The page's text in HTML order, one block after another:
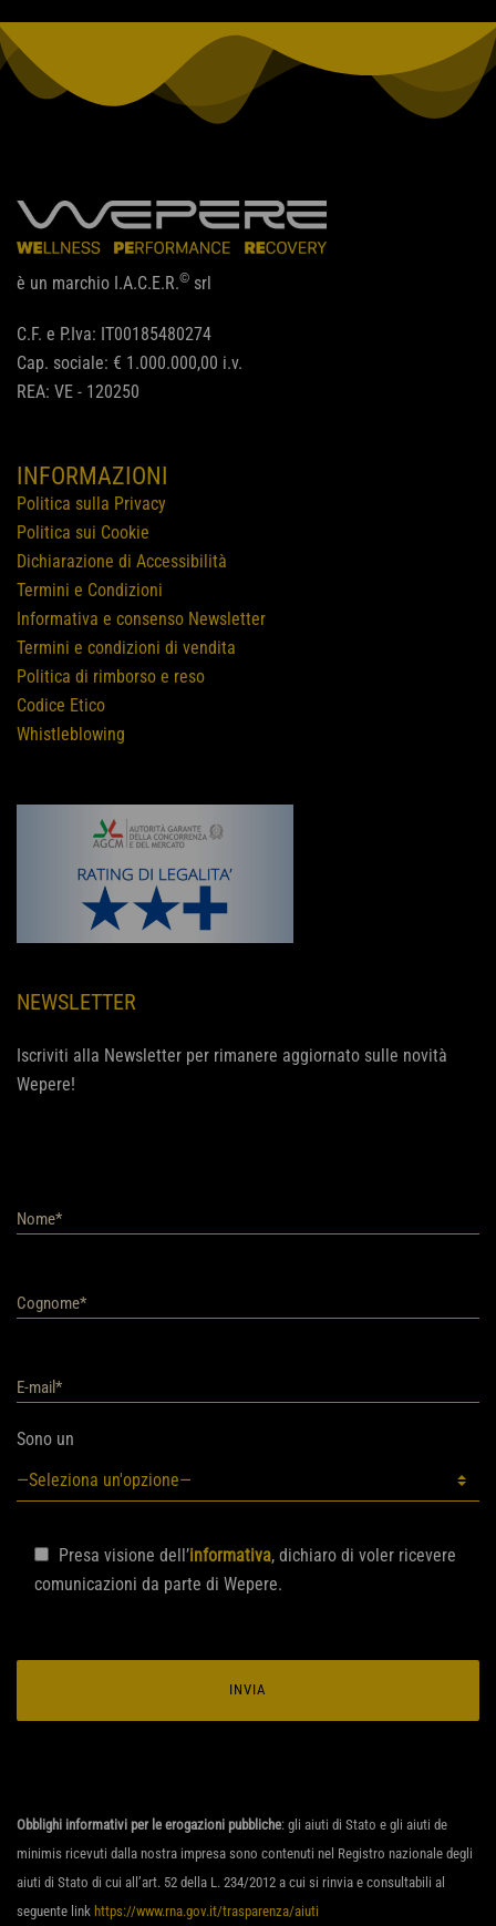
è un marchio I.A.C.E.R.© srl
C.F. e P.Iva: IT00185480274
Cap. sociale: € 1.000.000,00 i.v.
REA: VE - 120250
INFORMAZIONI
Politica sulla Privacy
Politica sui Cookie
Dichiarazione di Accessibilità
Termini e Condizioni
Informativa e consenso Newsletter
Termini e condizioni di vendita
Politica di rimborso e reso
Codice Etico
Whistleblowing
NEWSLETTER
Iscriviti alla Newsletter per rimanere aggiornato sulle novità
Wepere!
Sono un
Presa visione dell’informativa, dichiaro di voler ricevere
comunicazioni da parte di Wepere.
Obblighi informativi per le erogazioni pubbliche: gli aiuti di Stato e gli aiuti de
minimis ricevuti dalla nostra impresa sono contenuti nel Registro nazionale degli
aiuti di Stato di cui all’art. 52 della L. 234/2012 a cui si rinvia e consultabili al
seguente link https://www.rna.gov.it/trasparenza/aiuti